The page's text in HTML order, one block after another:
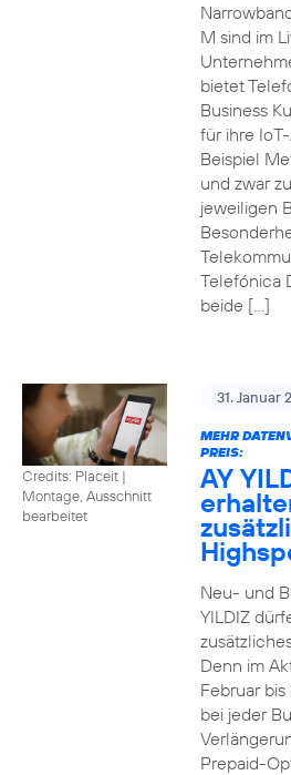
M sind im
bietet
Business
für ihre
Beispiel
und zwar
jeweiligen
Telefónica
beide […]
Credits: Placeit |
Montage, Ausschnitt
bearbeitet
31. Januar
MEHR
PREIS:
AY
Neu- und
YILDIZ
Denn im
Februar
bei jeder
Prepaid-